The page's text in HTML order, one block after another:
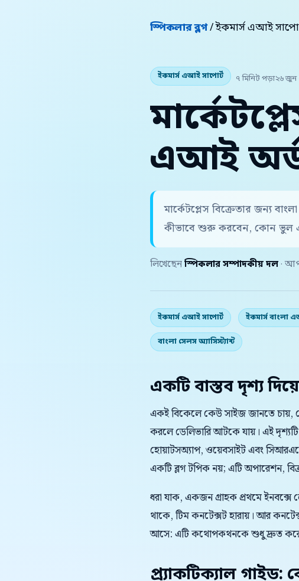
স্পিকলার ব্লগ/ ইকমার্স এআই
ইকমার্স এআই সাপোর্ট ৭ মিনিট পড়া২৬ জুন
এআই
মার্কেটপ্লেস বিক্রেতার জন্য
কীভাবে শুরু করবেন, কোন ভুল
লিখেছেন স্পিকলার সম্পাদকীয় দল ·
ইকমার্স এআই সাপোর্ট ইকমার্স বাংলা
বাংলা সেলস অ্যাসিস্ট্যান্ট
একটি বাস্তব দৃশ্য
একই বিকেলে কেউ সাইজ জানতে চায়,
করলে ডেলিভারি আটকে যায়। এই
হোয়াটসঅ্যাপ, ওয়েবসাইট এবং
একটি ব্লগ টপিক নয়; এটি অপারেশন,
ধরা যাক, একজন গ্রাহক প্রথমে ইনবক্সে
থাকে, টিম কনটেক্সট হারায়। আর
আসে: এটি কথোপকথনকে শুধু দ্রুত করে
প্র্যাকটিক্যাল গাইড: